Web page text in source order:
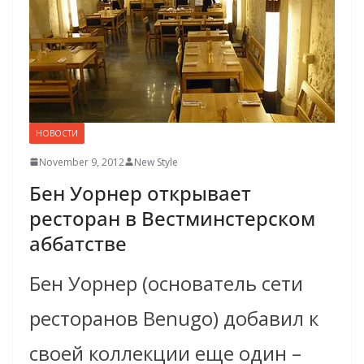
НОВОСТИ
November 9, 2012 New Style
Бен Уорнер открывает
ресторан в Вестминстерском
аббатстве
Бен Уорнер (основатель сети
ресторанов Benugo) добавил к
своей коллекции еще один –